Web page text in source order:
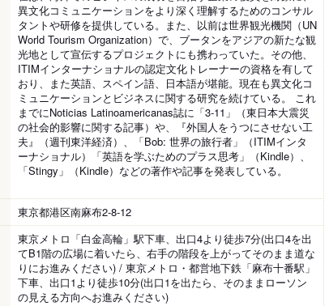
異文化コミュニケーションをより深く理解するためのコンサル
タントや研修を提供している。また、以前は世界観光機関（UN
World Tourism Organization）で、ブータンをアジアの新たな観
光地として宣伝するプロジェクトにも携わっていた。その他、
ITIMインターナショナルの認定文化トレーナーの資格を有して
おり、また英語、スペイン語、日本語が堪能。現在も異文化コ
ミュニケーションとビジネスに関する研究を続けている。 これ
までにNoticias Latinoamericanas誌に「3-11」（東日本大震災
の社会的影響に関する記事）や、『外国人をうつにさせない工
夫』（週刊東洋経済）、「Bob: 世界の旅行者」（ITIMインタ
ーナショナル）「英語を学ぶためのプラス思考」（Kindle）、
「Stingy」（Kindle）などの著作や記事を発表している。
東京都港区南麻布2-8-12
東京メトロ「白金高輪」駅下車、出口4より徒歩7分(出口4を出
てB1階の広場に着いたら、右手の階段を上がってそのまま道な
りにお進みください) / 東京メトロ・都営地下鉄「麻布十番駅」
下車、出口1より徒歩10分(出口1を出たら、そのままローソン
の見える方向へお進みください)